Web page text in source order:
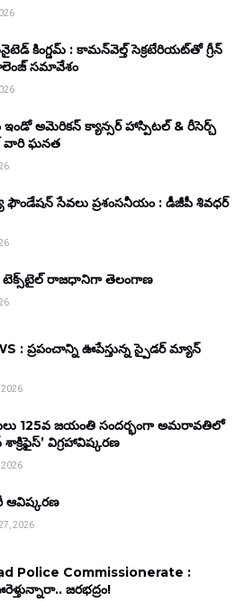
కింగ్డమ్ : కామన్‌వెల్త్ సెక్రటేరియట్‌తో గ్రీన్
సమావేశం
అమెరికన్ క్యాన్సర్ హాస్పిటల్ & రీసెర్చ్
వారి ఘనత
ఫౌండేషన్ సేవలు ప్రశంసనీయం : డీజీపీ శివధర్
రాజధానిగా తెలంగాణ
: ప్రపంచాన్ని ఊపేస్తున్న స్పైడర్ మ్యాన్
2026
125వ జయంతి సందర్భంగా అమరావతిలో
శాక్రిఫైస్’ విగ్రహావిష్కరణ
2026
ఆవిష్కరణ
2026
Police Commissionerate :
జరభద్రం!